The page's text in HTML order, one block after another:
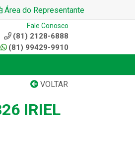
Área do Representante
Fale Conosco
(81) 2128-6888
(81) 99429-9910
VOLTAR
IRIEL